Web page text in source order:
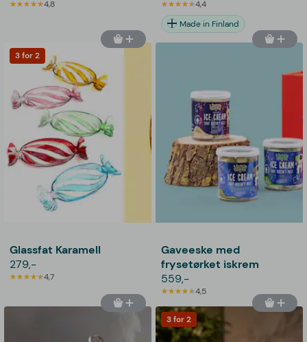
4,8
4,4
Made in Finland
3 for 2
Glassfat Karamell
279,-
4,7
Gaveeske med
frysetørket iskrem
559,-
4,5
3 for 2